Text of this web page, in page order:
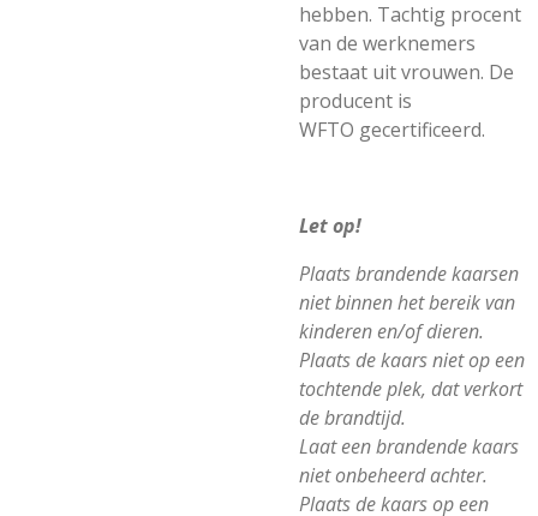
hebben. Tachtig procent
van de werknemers
bestaat uit vrouwen. De
producent is
WFTO gecertificeerd.
Let op!
Plaats brandende kaarsen
niet binnen het bereik van
kinderen en/of dieren.
Plaats de kaars niet op een
tochtende plek, dat verkort
de brandtijd.
Laat een brandende kaars
niet onbeheerd achter.
Plaats de kaars op een